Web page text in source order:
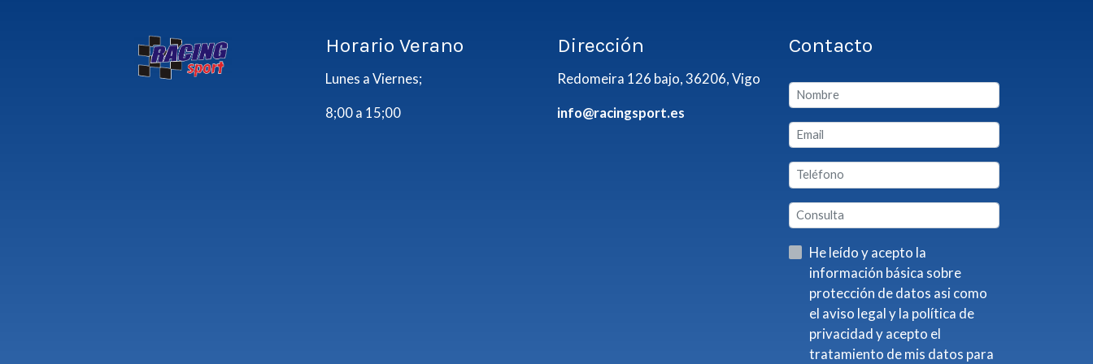
Horario Verano
Lunes a Viernes;
8;00 a 15;00
Dirección
Redomeira 126 bajo, 36206, Vigo
info@racingsport.es
Contacto
He leído y acepto la
información básica sobre
protección de datos asi como
el aviso legal y la política de
privacidad y acepto el
tratamiento de mis datos para